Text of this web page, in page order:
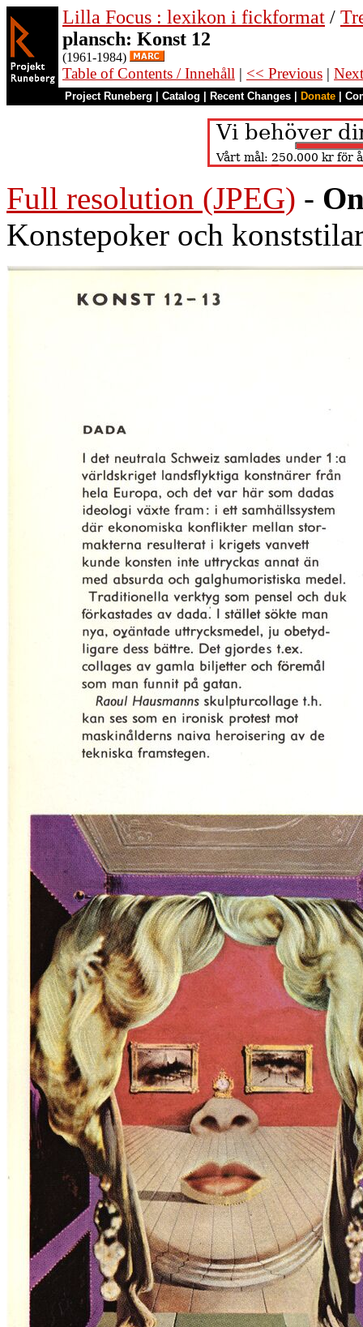
Lilla Focus : lexikon i fickformat /
plansch: Konst 12
(1961-1984)
Table of Contents / Innehåll | << Previous |
Project Runeberg Catalog Recent Changes Donate
Full resolution (JPEG) -
Konstepoker och